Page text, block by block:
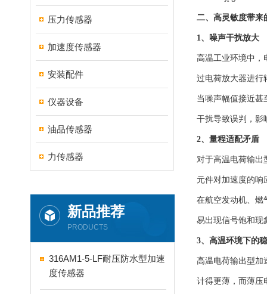
压力传感器
加速度传感器
安装配件
仪器设备
油品传感器
力传感器
新品推荐
PRODUCTS
316AM1-5-LF耐压防水型加速
度传感器
二、高灵敏度带来
1、噪声干扰放大
高温工业环境中，
过电荷放大器进行
当噪声幅值接近甚
干扰导致误判，影
2、量程适配矛盾
对于高温电荷输出
元件对加速度的响
在航空发动机、燃
易出现信号饱和现
3、高温环境下的
高温电荷输出型加
计得更薄，而薄压